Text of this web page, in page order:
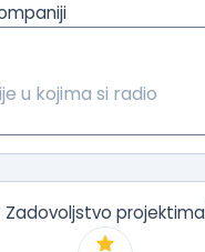
u kojima si radio
Zadovoljstvo projektima